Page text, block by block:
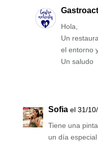
Hola,
Un
el entorno
Un saludo
Sofia el 31/
Tiene una
un día especial